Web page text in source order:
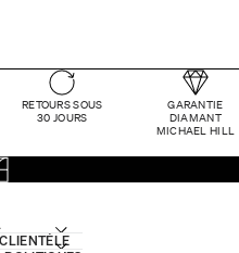
RETOURS SOUS
30 JOURS
GARANTIE
DIAMANT
MICHAEL HILL